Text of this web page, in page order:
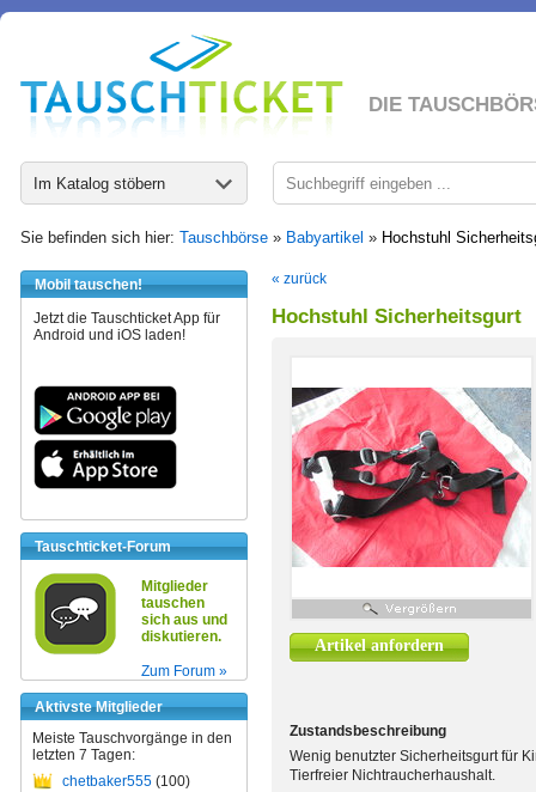
DIE
Im Katalog stöbern
Sie befinden sich hier: Tauschbörse » Babyartikel » Hochstuhl
Mobil tauschen!
Jetzt die Tauschticket App für
Android und iOS laden!
Tauschticket-Forum
Mitglieder
tauschen
sich aus und
diskutieren.
Zum Forum »
Aktivste Mitglieder
Meiste Tauschvorgänge in den
letzten 7 Tagen:
chetbaker555 (100)
« zurück
Hochstuhl Sicherheitsgurt
Artikel anfordern
Zustandsbeschreibung
Wenig benutzter Sicherheitsgurt für
Tierfreier Nichtraucherhaushalt.